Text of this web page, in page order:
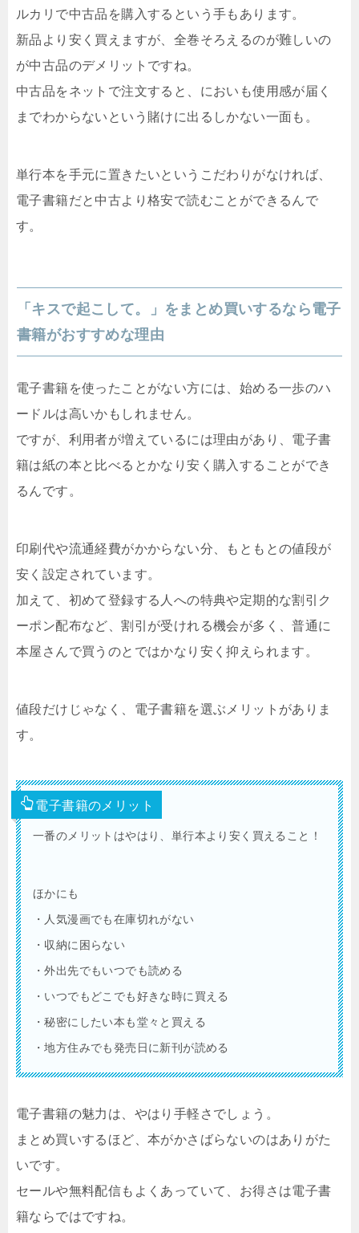
ルカリで中古品を購入するという手もあります。
新品より安く買えますが、全巻そろえるのが難しいの
が中古品のデメリットですね。
中古品をネットで注文すると、においも使用感が届く
までわからないという賭けに出るしかない一面も。
単行本を手元に置きたいというこだわりがなければ、
電子書籍だと中古より格安で読むことができるんで
す。
「キスで起こして。」をまとめ買いするなら電子
書籍がおすすめな理由
電子書籍を使ったことがない方には、始める一歩のハ
ードルは高いかもしれません。
ですが、利用者が増えているには理由があり、電子書
籍は紙の本と比べるとかなり安く購入することができ
るんです。
印刷代や流通経費がかからない分、もともとの値段が
安く設定されています。
加えて、初めて登録する人への特典や定期的な割引ク
ーポン配布など、割引が受けれる機会が多く、普通に
本屋さんで買うのとではかなり安く抑えられます。
値段だけじゃなく、電子書籍を選ぶメリットがありま
す。
電子書籍のメリット
一番のメリットはやはり、単行本より安く買えること！
ほかにも
・人気漫画でも在庫切れがない
・収納に困らない
・外出先でもいつでも読める
・いつでもどこでも好きな時に買える
・秘密にしたい本も堂々と買える
・地方住みでも発売日に新刊が読める
電子書籍の魅力は、やはり手軽さでしょう。
まとめ買いするほど、本がかさばらないのはありがた
いです。
セールや無料配信もよくあっていて、お得さは電子書
籍ならではですね。